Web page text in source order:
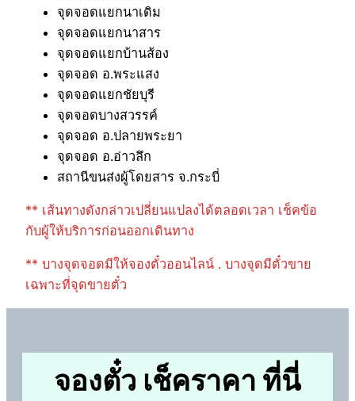
จุดจอดแยกนาเดิม
จุดจอดแยกนาสาร
จุดจอดแยกบ้านส้อง
จุดจอด อ.พระแสง
จุดจอดแยกชัยบุรี
จุดจอดบางสวรรค์
จุดจอด อ.ปลายพระยา
จุดจอด อ.อ่าวลึก
สถานีขนส่งผู้โดยสาร จ.กระบี่
** เส้นทางดังกล่าวเปลี่ยนแปลงได้ตลอดเวลา เช็คข้อ
กับผู้ให้บริการก่อนออกเดินทาง
** บางจุดจอดมีให้จองตั๋วออนไลน์ . บางจุดมีตั๋วขาย
เฉพาะที่จุดขายตั๋ว
จองตั๋ว เช็คราคา ที่นี่